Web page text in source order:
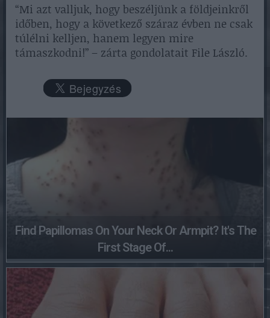
“Mi azt valljuk, hogy beszéljünk a földjeinkről
időben, hogy a következő száraz évben ne csak
túlélni kelljen, hanem legyen mire
támaszkodni!” – zárta gondolatait File László.
Find Papillomas On Your Neck Or Armpit? It's The
First Stage Of...